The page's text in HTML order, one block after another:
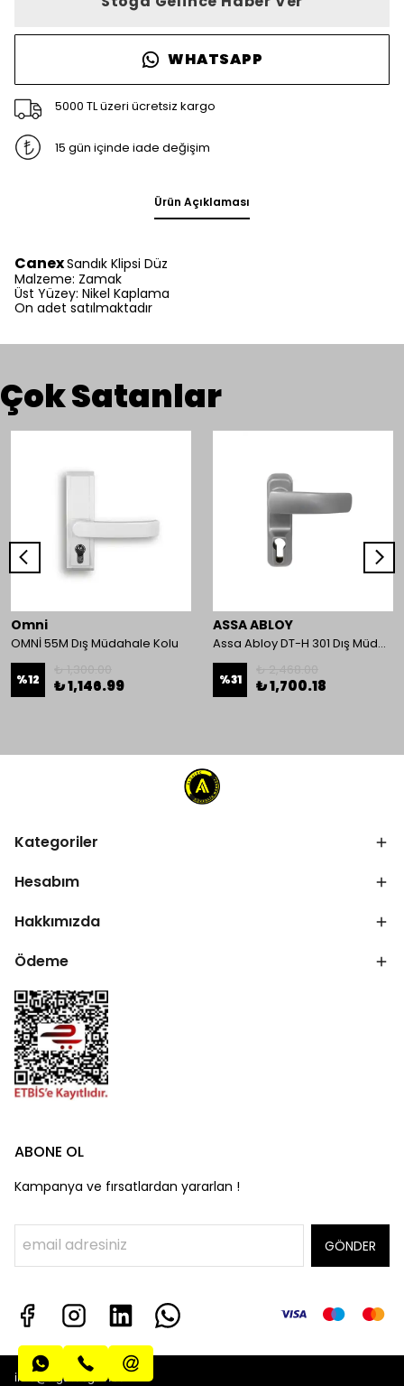
WHATSAPP
5000 TL üzeri ücretsiz kargo
15 gün içinde iade değişim
Ürün Açıklaması
CanexSandık Klipsi Düz
Malzeme: Zamak
Üst Yüzey: Nikel Kaplama
On adet satılmaktadır
Çok Satanlar
Omni
OMNİ 55M Dış Müdahale Kolu
%12 ₺ 1,146.99
ASSA ABLOY
Assa Abloy DT-H 301 Dış Müdahale Kolu
%31 ₺ 1,700.18
Kategoriler
Hesabım
Hakkımızda
Ödeme
ABONE OL
Kampanya ve fırsatlardan yararlan !
GÖNDER
info@algatecguv.com